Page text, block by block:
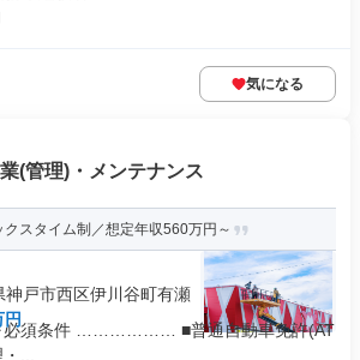
気になる
(管理)・メンテナンス
スタイム制／想定年収560万円～
戸市西区伊川谷町有瀬
必須条件 ……………… ■普通自動車免許(AT
...